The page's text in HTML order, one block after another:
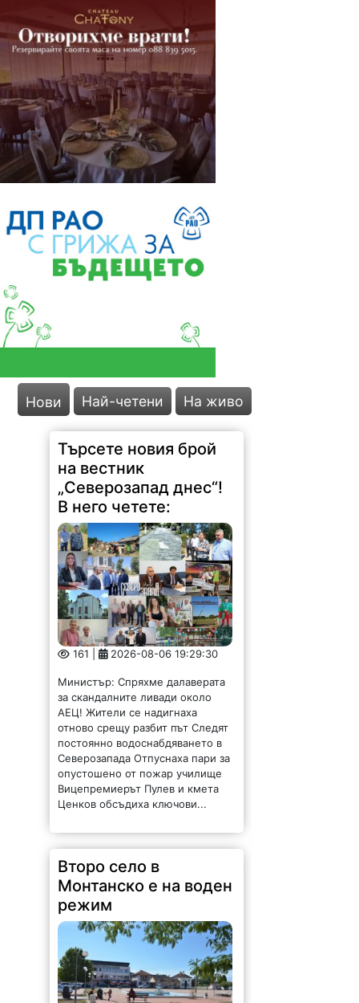
Нови Най-четени На живо
Търсете новия брой
на вестник
„Северозапад днес“!
В него четете:
161 | 2026-08-06 19:29:30
Министър: Спряхме далаверата
за скандалните ливади около
АЕЦ! Жители се надигнаха
отново срещу разбит път Следят
постоянно водоснабдяването в
Северозапада Отпуснаха пари за
опустошено от пожар училище
Вицепремиерът Пулев и кмета
Ценков обсъдиха ключови...
Второ село в
Монтанско е на воден
режим